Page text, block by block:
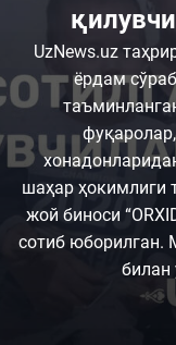
UzNews.uz
ёрдам
шаҳар ҳокимлиги
жой биноси
сотиб юборилган.
билан